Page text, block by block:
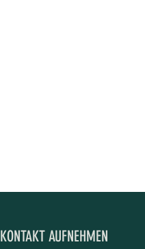
KONTAKT AUFNEHMEN